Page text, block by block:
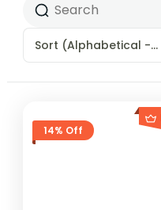
Sort (Alphabetical - A to Z)
14% Off